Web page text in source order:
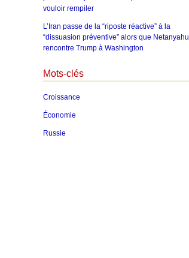
vouloir rempiler
L’Iran passe de la “riposte réactive” à la
“dissuasion préventive” alors que Netanyahu
rencontre Trump à Washington
Mots-clés
Croissance
Économie
Russie